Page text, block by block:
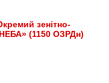
зенітно-
(1150 ОЗРДн)